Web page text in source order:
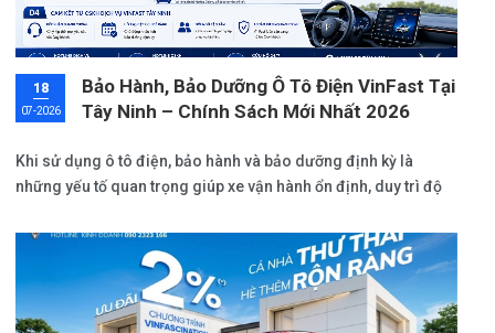
18
07-2026
Bảo Hành, Bảo Dưỡng Ô Tô Điện VinFast Tại
Tây Ninh – Chính Sách Mới Nhất 2026
Khi sử dụng ô tô điện, bảo hành và bảo dưỡng định kỳ là
những yếu tố quan trọng giúp xe vận hành ổn định, duy trì độ
dụng.